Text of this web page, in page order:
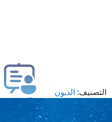
التصنيف: الديون
طلب فتوى